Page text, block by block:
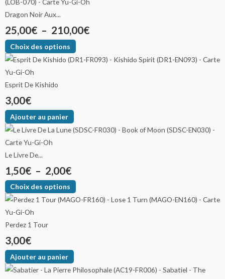
Dragon Noir Aux...
25,00€ – 210,00€
Choix des options
Esprit De Kishido
3,00€
Ajouter au panier
Le Livre De...
1,50€ – 2,00€
Choix des options
Perdez 1 Tour
3,00€
Ajouter au panier